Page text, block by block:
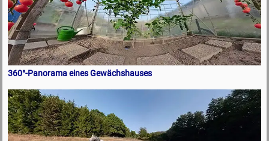
360°-Panorama eines Gewächshauses